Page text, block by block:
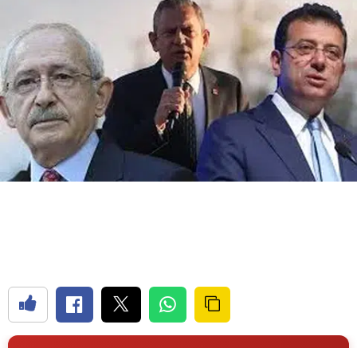
Burdur
Bursa
Çanakkale
Çankırı
Çorum
Denizli
Erzincan
Erzurum